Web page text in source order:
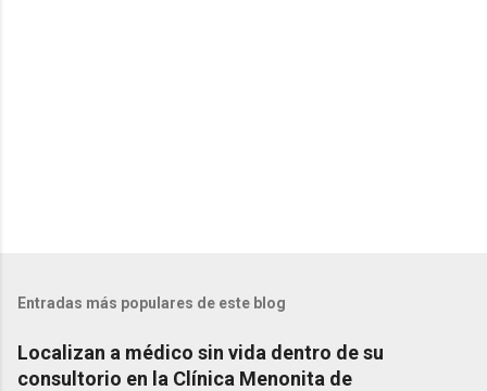
Entradas más populares de este blog
Localizan a médico sin vida dentro de su
consultorio en la Clínica Menonita de